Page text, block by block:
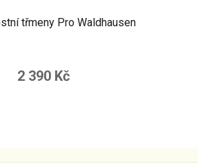
třmeny Pro Waldhausen
2 390 Kč